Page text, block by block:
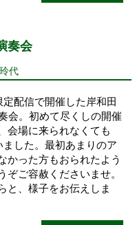
奏会
代
配信で開催した岸和田
会。初めて尽くしの開催
会場に来られなくても
した。最初あまりのア
かった方もおられたよう
ご容赦くださいませ。
と、様子をお伝えしま